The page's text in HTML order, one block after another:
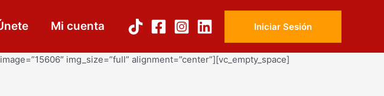
Mi cuenta Iniciar Sesión
img_size=”full” alignment=”center”][vc_empty_space]